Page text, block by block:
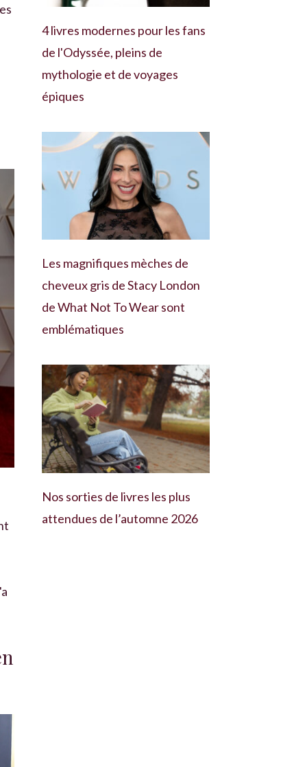
4 livres modernes pour les fans
de l'Odyssée, pleins de
mythologie et de voyages
épiques
Les magnifiques mèches de
cheveux gris de Stacy London
de What Not To Wear sont
emblématiques
Nos sorties de livres les plus
attendues de l’automne 2026